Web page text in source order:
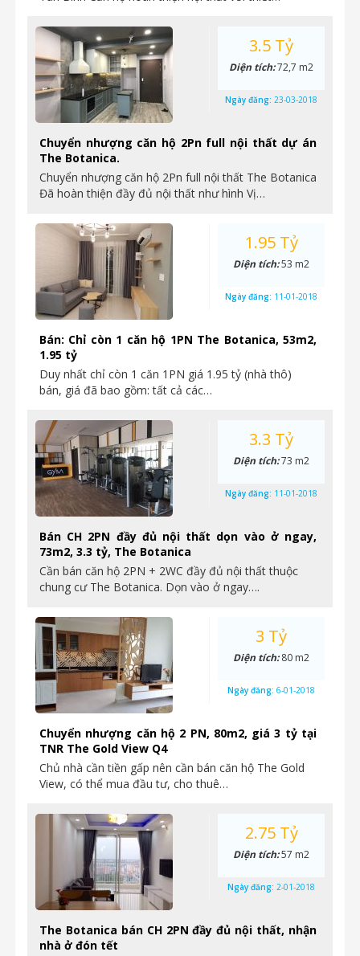
Chuyển nhượng căn hộ 2Pn full nội thất dự án
The Botanica.
Chuyển nhượng căn hộ 2Pn full nội thất The Botanica
Đã hoàn thiện đầy đủ nội thất như hình Vị…
3.5 Tỷ
Diện tích:72,7 m2
Ngày đăng: 23-03-2018
Bán: Chỉ còn 1 căn hộ 1PN The Botanica, 53m2,
1.95 tỷ
Duy nhất chỉ còn 1 căn 1PN giá 1.95 tỷ (nhà thô)
bán, giá đã bao gồm: tất cả các…
1.95 Tỷ
Diện tích:53 m2
Ngày đăng: 11-01-2018
Bán CH 2PN đầy đủ nội thất dọn vào ở ngay,
73m2, 3.3 tỷ, The Botanica
Cần bán căn hộ 2PN + 2WC đầy đủ nội thất thuộc
chung cư The Botanica. Dọn vào ở ngay….
3.3 Tỷ
Diện tích:73 m2
Ngày đăng: 11-01-2018
Chuyển nhượng căn hộ 2 PN, 80m2, giá 3 tỷ tại
TNR The Gold View Q4
Chủ nhà cần tiền gấp nên cần bán căn hộ The Gold
View, có thể mua đầu tư, cho thuê…
3 Tỷ
Diện tích:80 m2
Ngày đăng: 6-01-2018
The Botanica bán CH 2PN đầy đủ nội thất, nhận
nhà ở đón tết
2.75 Tỷ
Diện tích:57 m2
Ngày đăng: 2-01-2018